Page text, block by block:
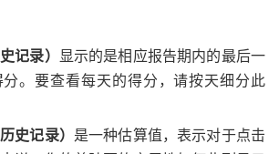
记录）
显示的是相应报告期内的最后一
。要查看每天的得分，请按天细分此
史记录） 是一种估算值，表示对于点击